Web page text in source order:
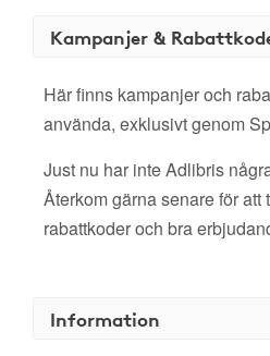
Kampanjer &
Här finns kampanjer och
använda, exklusivt genom
Just nu har inte Adlibris
Återkom gärna senare för att
rabattkoder och bra
Information